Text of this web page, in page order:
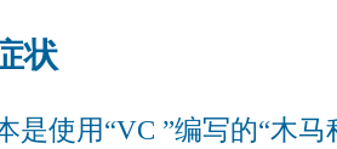
状
是使用“VC ”编写的“木